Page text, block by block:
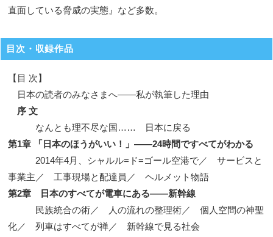
直面している脅威の実態』など多数。
目次・収録作品
【目 次】
日本の読者のみなさまへ——私が執筆した理由
序 文
なんとも理不尽な国…… 日本に戻る
第1章 「日本のほうがいい！」——24時間ですべてがわかる
2014年4月、シャルル=ド=ゴール空港で／ サービスと
事業主／ 工事現場と配達員／ ヘルメット物語
第2章 日本のすべてが電車にある——新幹線
民族統合の術／ 人の流れの整理術／ 個人空間の神聖
化／ 列車はすべてが禅／ 新幹線で見る社会